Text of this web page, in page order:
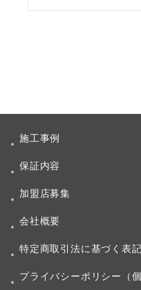
施工事例
保証内容
加盟店募集
会社概要
特定商取引法に基づく表記
プライバシーポリシー（